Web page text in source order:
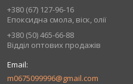
+380 (67) 127-96-16
Епоксидна смола, віск, олії
+380 (50) 465-66-88
Відділ оптових продажів
m0675099996@gmail.com